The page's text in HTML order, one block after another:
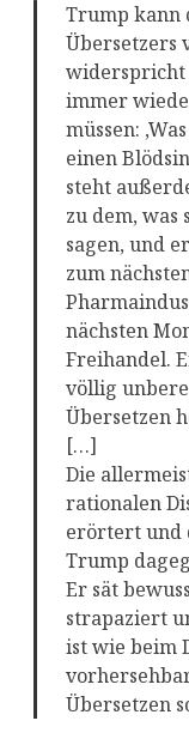
Trump kann
Übersetzers
widerspricht
immer
müssen:
einen
steht
zu dem,
sagen, und
zum
nächsten
Freihandel.
völlig
Übersetzen
[…]
Die
rationalen
erörtert und
Trump
Er sät
strapaziert
ist wie beim
Übersetzen